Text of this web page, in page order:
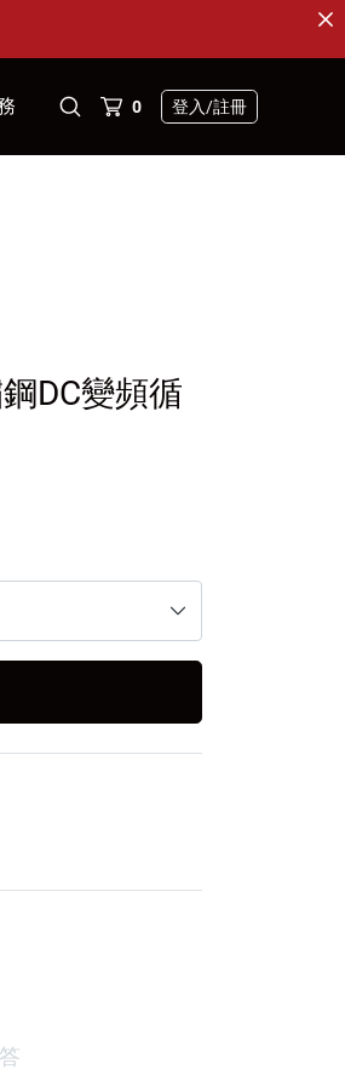
級為 DC 馬達
0 登入 /註冊
DC變頻循